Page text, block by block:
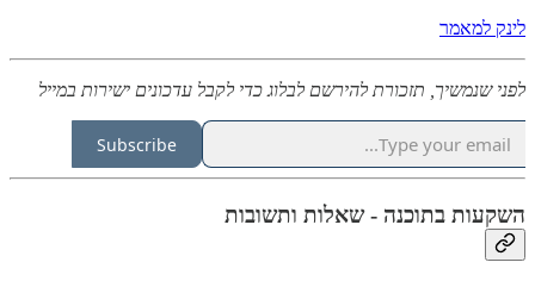
לינק למאמר
לפני שנמשיך, תזכורת להירשם לבלוג כדי לקבל עדכונים ישירות במייל
Subscribe
השקעות בתוכנה - שאלות ותשובות